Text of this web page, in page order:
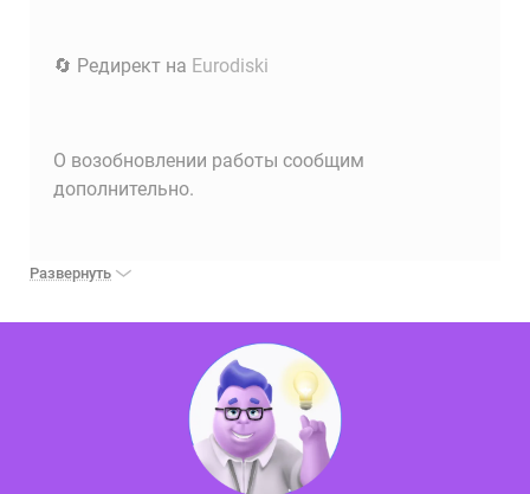
🔄 Редирект на Eurodiski
О возобновлении работы сообщим
дополнительно.
🔔Добавлены промокоды на оффер
🔔Добавлены промокоды на оффер Autopiter.ru
Развернуть